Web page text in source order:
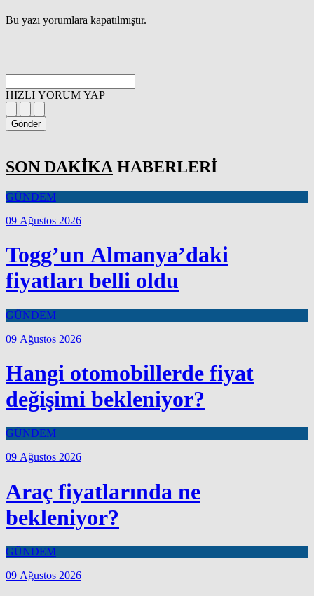
Bu yazı yorumlara kapatılmıştır.
HIZLI YORUM YAP
Gönder
SON DAKİKA HABERLERİ
GÜNDEM
09 Ağustos 2026
Togg’un Almanya’daki
fiyatları belli oldu
GÜNDEM
09 Ağustos 2026
Hangi otomobillerde fiyat
değişimi bekleniyor?
GÜNDEM
09 Ağustos 2026
Araç fiyatlarında ne
bekleniyor?
GÜNDEM
09 Ağustos 2026